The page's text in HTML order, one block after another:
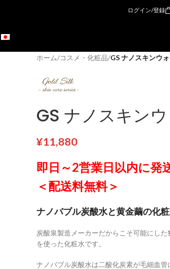
ログイン/登録
ホーム/コスメ・化粧品/GS ナノスキンウ
GS ナノスキン
¥11,880
即日～2営業日以内に発
＜配送料無料＞
ナノバブル炭酸水と黄金繭の化
炭酸泉製造メーカーだからこそ可能にし
を使った化粧水です。
ナノバブル炭酸水は二酸化炭素が毛細血